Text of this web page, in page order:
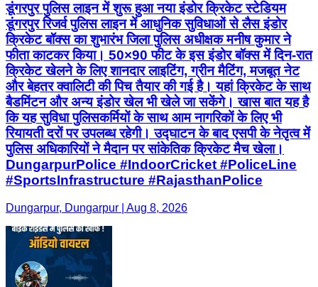
डूंगरपुर पुलिस लाइन में शुरू हुआ नया इंडोर क्रिकेट स्टेडियम
डूंगरपुर रिजर्व पुलिस लाइन में आधुनिक सुविधाओं से लैस इंडोर
क्रिकेट बॉक्स का शुभारंभ जिला पुलिस अधीक्षक मनीष कुमार ने
फीता काटकर किया। 50×90 फीट के इस इंडोर बॉक्स में दिन-रात
क्रिकेट खेलने के लिए शानदार लाइटिंग, ग्रीन मैटिंग, मजबूत नेट
और बेहतर क्वालिटी की पिच तैयार की गई है। यहां क्रिकेट के साथ
बैडमिंटन और अन्य इंडोर खेल भी खेले जा सकेंगे। खास बात यह है
कि यह सुविधा पुलिसकर्मियों के साथ आम नागरिकों के लिए भी
रियायती दरों पर उपलब्ध रहेगी। उद्घाटन के बाद एसपी के नेतृत्व में
पुलिस अधिकारियों ने मैदान पर सांकेतिक क्रिकेट मैच खेला।
DungarpurPolice #IndoorCricket #PoliceLine
#SportsInfrastructure #RajasthanPolice
Dungarpur, Dungarpur | Aug 8, 2026